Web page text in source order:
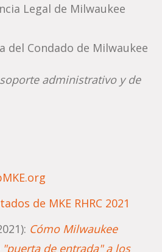
Legal de Milwaukee
del Condado de Milwaukee
administrativo y de
de MKE RHRC 2021
Cómo Milwaukee
de entrada" a los